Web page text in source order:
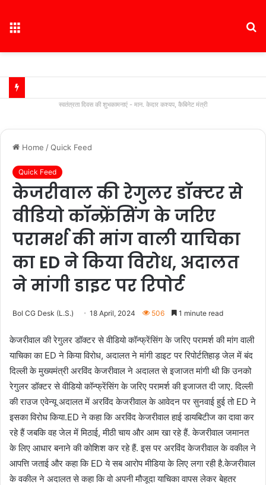
स्वतंत्रता दिवस की शुभकामनाएं - मान. केदार कश्यप, कैबिनेट मंत्री
Home /Quick Feed
Quick Feed
केजरीवाल की रेगुलर डॉक्टर से
वीडियो कॉन्फ्रेंसिंग के जरिए
परामर्श की मांग वाली याचिका
का ED ने किया विरोध, अदालत
ने मांगी डाइट पर रिपोर्ट
Bol CG Desk (L.S.) 18 April, 2024 506 1 minute read
केजरीवाल की रेगुलर डॉक्टर से वीडियो कॉन्फ्रेंसिंग के जरिए परामर्श की मांग वाली
याचिका का ED ने किया विरोध, अदालत ने मांगी डाइट पर रिपोर्टतिहाड़ जेल में बंद
दिल्ली के मुख्यमंत्री अरविंद केजरीवाल ने अदालत से इजाजत मांगी थी कि उनको
रेगुलर डॉक्टर से वीडियो कॉन्फ्रेंसिंग के जरिए परामर्श की इजाजत दी जाए. दिल्ली
की राउज एवेन्यू अदालत में अरविंद केजरीवाल के आवेदन पर सुनवाई हुई तो ED ने
इसका विरोध किया.ED ने कहा कि अरविंद केजरीवाल हाई डायबिटीज का दावा कर
रहे हैं जबकि वह जेल में मिठाई, मीठी चाय और आम खा रहे हैं. केजरीवाल जमानत
के लिए आधार बनाने की कोशिश कर रहे हैं. इस पर अरविंद केजरीवाल के वकील ने
आपत्ति जताई और कहा कि ED ये सब आरोप मीडिया के लिए लगा रही है.केजरीवाल
के वकील ने अदालत से कहा कि वो अपनी मौजूदा याचिका वापस लेकर बेहतर